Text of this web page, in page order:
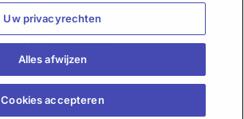
Uw privacyrechten
Alles afwijzen
Cookies accepteren